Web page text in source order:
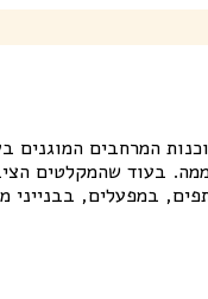
המרחבים המוגנים
בעוד שהמקלטים
במפעלים, בבנייני